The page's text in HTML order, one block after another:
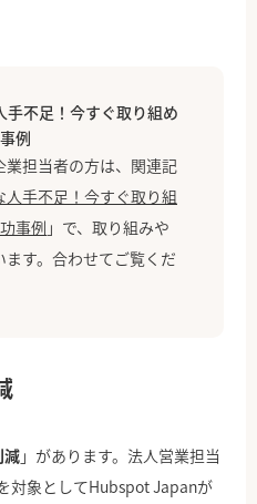
手不足！今すぐ取り組め
例
業担当者の方は、関連記
人手不足！今すぐ取り組
事例 」で、取り組みや
す。合わせてご覧くだ
減 」があります。法人営業担当
対象としてHubspot Japanが